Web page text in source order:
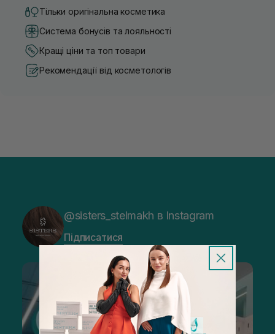
Тільки оригінальна косметика
Система бонусів та лояльності
Кращі ціни та топ товари
Рекомендації від косметологів
@sisters_stelmakh в Instagram
Підписатися